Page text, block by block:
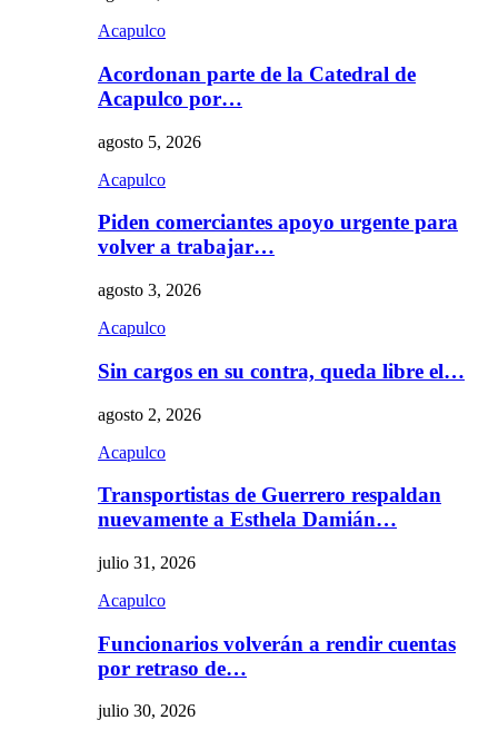
Acapulco
Acordonan parte de la Catedral de
Acapulco por…
agosto 5, 2026
Acapulco
Piden comerciantes apoyo urgente para
volver a trabajar…
agosto 3, 2026
Acapulco
Sin cargos en su contra, queda libre el…
agosto 2, 2026
Acapulco
Transportistas de Guerrero respaldan
nuevamente a Esthela Damián…
julio 31, 2026
Acapulco
Funcionarios volverán a rendir cuentas
por retraso de…
julio 30, 2026